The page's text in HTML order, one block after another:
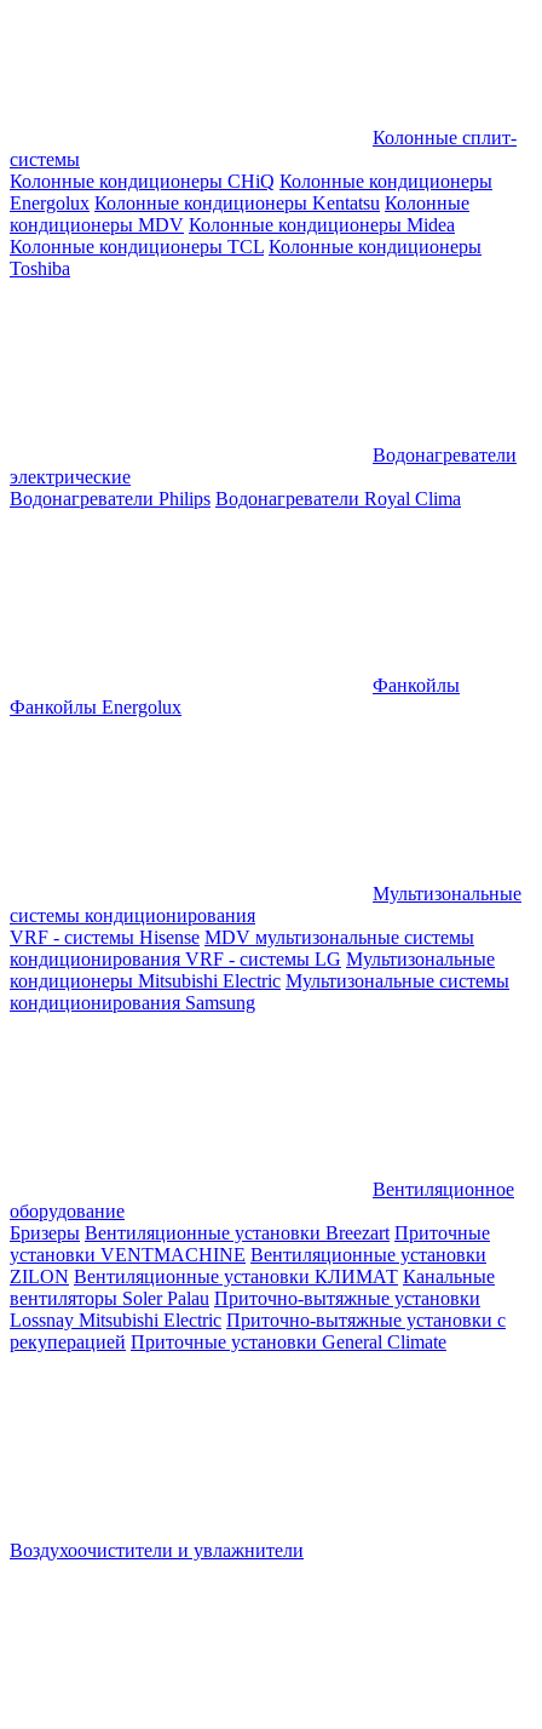
Колонные сплит-
системы
Колонные кондиционеры CHiQ Колонные кондиционеры
Energolux Колонные кондиционеры Kentatsu Колонные
кондиционеры MDV Колонные кондиционеры Midea
Колонные кондиционеры TCL Колонные кондиционеры
Toshiba
Водонагреватели
электрические
Водонагреватели Philips Водонагреватели Royal Clima
Фанкойлы
Фанкойлы Energolux
Мультизональные
системы кондиционирования
VRF - системы Hisense MDV мультизональные системы
кондиционирования VRF - системы LG Мультизональные
кондиционеры Mitsubishi Electric Мультизональные системы
кондиционирования Samsung
Вентиляционное
оборудование
Бризеры Вентиляционные установки Breezart Приточные
установки VENTMACHINE Вентиляционные установки
ZILON Вентиляционные установки КЛИМАТ Канальные
вентиляторы Soler Palau Приточно-вытяжные установки
Lossnay Mitsubishi Electric Приточно-вытяжные установки с
рекуперацией Приточные установки General Climate
Воздухоочистители и увлажнители